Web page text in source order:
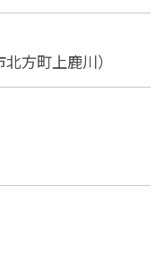
方町上鹿川）